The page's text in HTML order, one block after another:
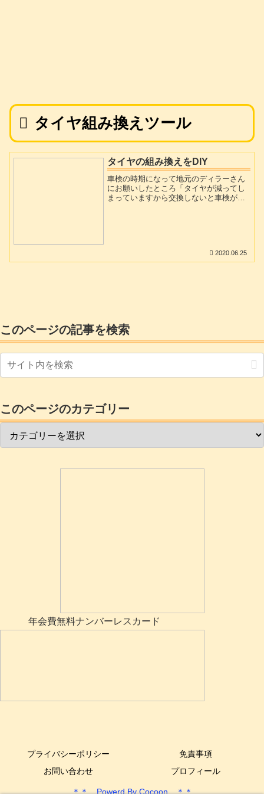
タイヤ組み換えツール
タイヤの組み換えをDIY
車検の時期になって地元のディラーさん
にお願いしたところ「タイヤが減ってし
まっていますから交換しないと車検が通
も車検時に同様の警告をディラーさんか
ら受けました。車検費用に加えてこれだ
2020.06.25
このページの記事を検索
このページのカテゴリー
年会費無料ナンバーレスカード
プライバシーポリシー
免責事項
お問い合わせ
プロフィール
＊＊ Powerd By Cocoon ＊＊